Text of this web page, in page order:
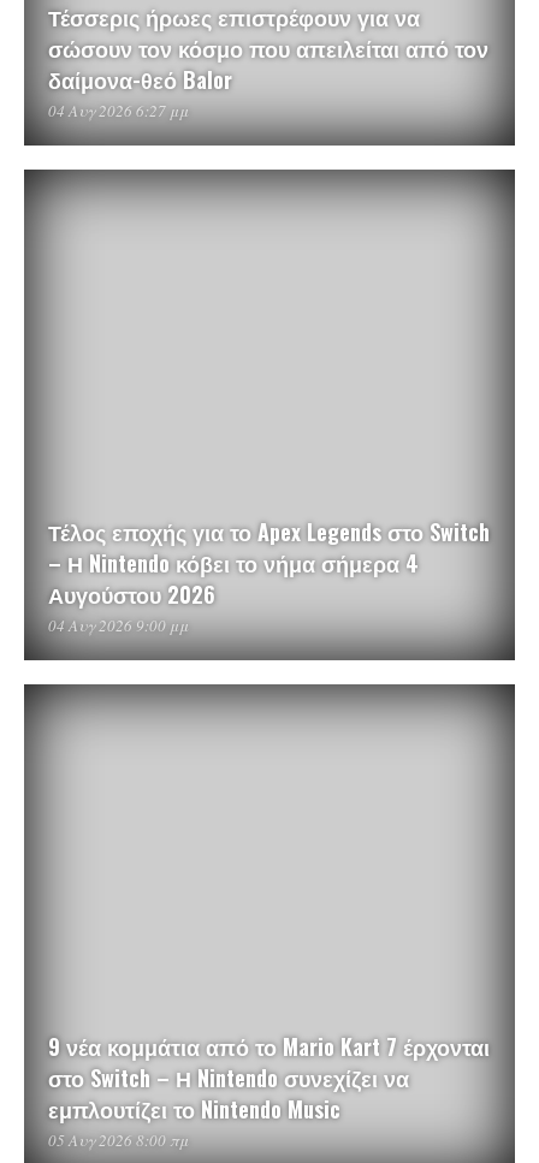
Τέσσερις ήρωες επιστρέφουν για να
σώσουν τον κόσμο που απειλείται από τον
δαίμονα-θεό Balor
04 Αυγ 2026 6:27 μμ
Τέλος εποχής για το Apex Legends στο Switch
– Η Nintendo κόβει το νήμα σήμερα 4
Αυγούστου 2026
04 Αυγ 2026 9:00 μμ
9 νέα κομμάτια από το Mario Kart 7 έρχονται
στο Switch – Η Nintendo συνεχίζει να
εμπλουτίζει το Nintendo Music
05 Αυγ 2026 8:00 πμ